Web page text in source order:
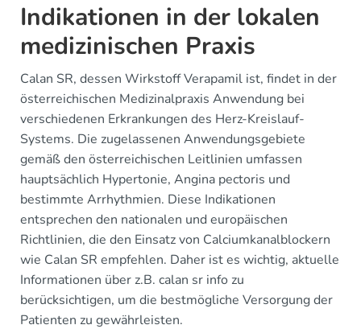
Indikationen in der lokalen
medizinischen Praxis
Calan SR, dessen Wirkstoff Verapamil ist, findet in der
österreichischen Medizinalpraxis Anwendung bei
verschiedenen Erkrankungen des Herz-Kreislauf-
Systems. Die zugelassenen Anwendungsgebiete
gemäß den österreichischen Leitlinien umfassen
hauptsächlich Hypertonie, Angina pectoris und
bestimmte Arrhythmien. Diese Indikationen
entsprechen den nationalen und europäischen
Richtlinien, die den Einsatz von Calciumkanalblockern
wie Calan SR empfehlen. Daher ist es wichtig, aktuelle
Informationen über z.B. calan sr info zu
berücksichtigen, um die bestmögliche Versorgung der
Patienten zu gewährleisten.